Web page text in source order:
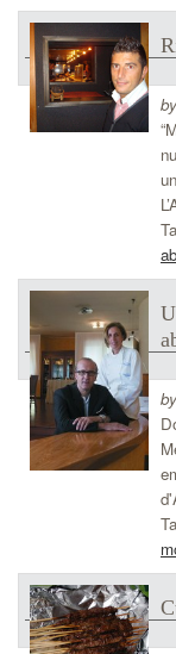
by
by